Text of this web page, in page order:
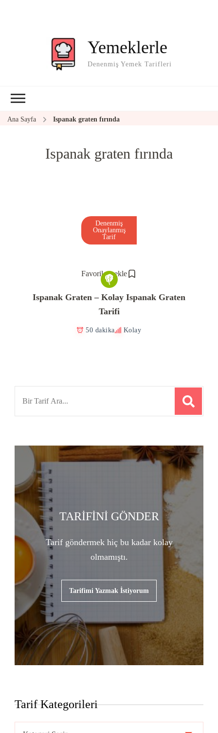
Yemeklerle
Denenmiş Yemek Tarifleri
Ana Sayfa Ispanak graten fırında
Ispanak graten fırında
Favorilere ekle
Denenmiş
Onaylanmış
Tarif
Ispanak Graten – Kolay Ispanak Graten
Tarifi
50 dakika Kolay
TARİFİNİ GÖNDER
Tarif göndermek hiç bu kadar kolay
olmamıştı.
Tarifimi Yazmak İstiyorum
Tarif Kategorileri